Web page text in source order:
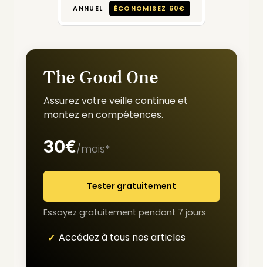
ANNUEL ÉCONOMISEZ 60€
The Good One
Assurez votre veille continue et
montez en compétences.
30€/mois*
Tester gratuitement
Essayez gratuitement pendant 7 jours
Accédez à tous nos articles